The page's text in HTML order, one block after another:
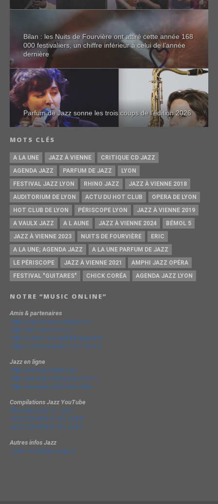
Bilan : les Nuits de Fourvière ont attiré cette année 168
000 festivaliers, un chiffre inférieur à celui de l’année
dernière
Parfum de Jazz sonne les trois coups de l’édition 2026
MOTS CLÉS
A LA UNE JAZZ À VIENNE
CRITIQUE CD JAZZ
AGENDA JAZZ
PARFUM DE JAZZ
LYON
FESTIVAL JAZZ LYON
RHINO JAZZ
JAZZ À VIENNE 2018
AUDITORIUM DE LYON
ACTU DU HOT CLUB
OPERA DE LYON
HOT CLUB DE LYON
PÉRISCOPE LYON
JAZZ À VIENNE 2019
A VAULX JAZZ
A L AUNE JAZZ À VIENNE 2024
BÉMOL 5
JAZZ À VIENNE 2023
NUITS DE FOURVIÈRE
ERIC
A LA UNE; AGENDA JAZZ
A LA UNE PARFUM DE JAZZ
LE PÉRISCOPE
JAZZ À VIENNE 2021
AMPHI JAZZ OPÉRA
FESTIVAL "GUITARES"
CHICK CORÉA AGENDA JAZZ LYON
NOTRE “MUSIC ONLINE”
Amis & partenaires
https://groovesidestory.com/
http://lyon-music.com/
http://chrischarpenel.blogspot.fr
https://www.yvesdorison.net/q-r
Jazz en ligne
http://www.jazzradio.fr/
http://www.jazzmagazine.com/
http://www.jazzavienne.com/
Compilations Jazz YouTube
The Very Best of Jazz
JAZZ COMPILATION 2014
JAZZ COMPILATION 2013
Autres infos Jazz
La terminologie du jazz